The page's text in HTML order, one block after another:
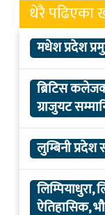
धेरै पढिएका
मधेश प्रदेश
ब्रिटिस
ग्राजुयट
लुम्बिनी
ऐतिहासिक,